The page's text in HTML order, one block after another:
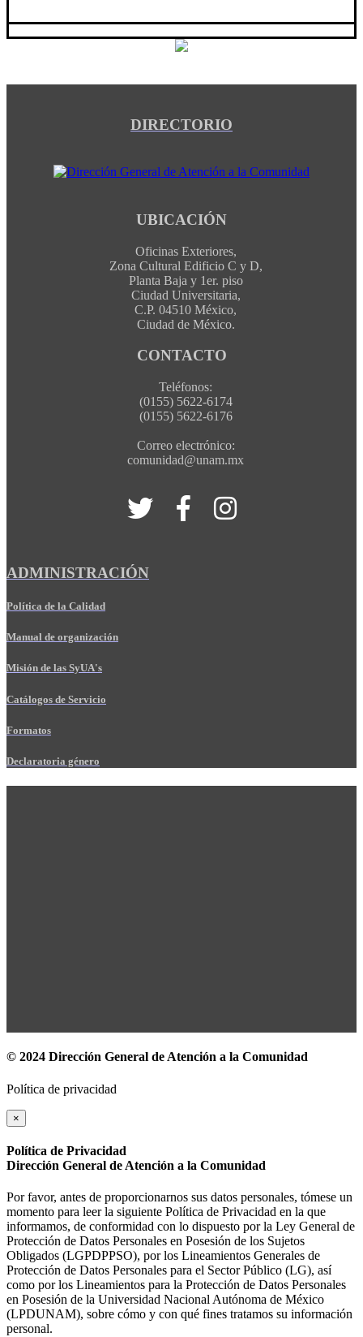
DIRECTORIO
UBICACIÓN
Oficinas Exteriores,
Zona Cultural Edificio C y D,
Planta Baja y 1er. piso
Ciudad Universitaria,
C.P. 04510 México,
Ciudad de México.
CONTACTO
Teléfonos:
(0155) 5622-6174
(0155) 5622-6176
Correo electrónico:
comunidad@unam.mx
ADMINISTRACIÓN
Política de la Calidad
Manual de organización
Misión de las SyUA's
Catálogos de Servicio
Formatos
Declaratoria género
© 2024 Dirección General de Atención a la Comunidad
Política de privacidad
×
Política de Privacidad
Dirección General de Atención a la Comunidad
Por favor, antes de proporcionarnos sus datos personales, tómese un
momento para leer la siguiente Política de Privacidad en la que
informamos, de conformidad con lo dispuesto por la Ley General de
Protección de Datos Personales en Posesión de los Sujetos
Obligados (LGPDPPSO), por los Lineamientos Generales de
Protección de Datos Personales para el Sector Público (LG), así
como por los Lineamientos para la Protección de Datos Personales
en Posesión de la Universidad Nacional Autónoma de México
(LPDUNAM), sobre cómo y con qué fines tratamos su información
personal.